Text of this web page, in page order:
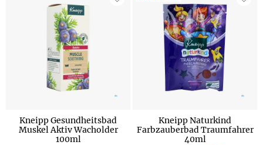
Kneipp Gesundheitsbad
Muskel Aktiv Wacholder
100ml
Kneipp Naturkind
Farbzauberbad Traumfahrer
40ml